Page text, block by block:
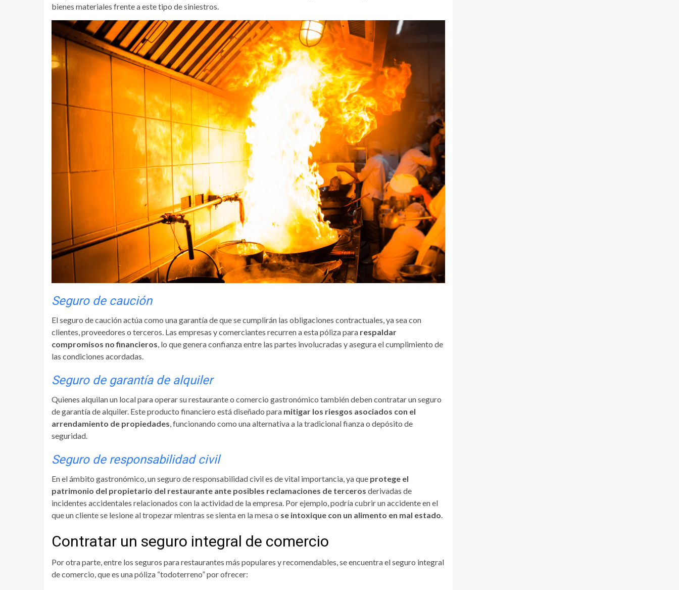
bienes materiales frente a este tipo de siniestros.
Seguro de caución
El seguro de caución actúa como una garantía de que se cumplirán las obligaciones contractuales, ya sea con
clientes, proveedores o terceros. Las empresas y comerciantes recurren a esta póliza para respaldar
compromisos no financieros , lo que genera confianza entre las partes involucradas y asegura el cumplimiento de
las condiciones acordadas.
Seguro de garantía de alquiler
Quienes alquilan un local para operar su restaurante o comercio gastronómico también deben contratar un seguro
de garantía de alquiler. Este producto financiero está diseñado para mitigar los riesgos asociados con el
arrendamiento de propiedades , funcionando como una alternativa a la tradicional fianza o depósito de
seguridad.
Seguro de responsabilidad civil
En el ámbito gastronómico, un seguro de responsabilidad civil es de vital importancia, ya que protege el
patrimonio del propietario del restaurante ante posibles reclamaciones de terceros derivadas de
incidentes accidentales relacionados con la actividad de la empresa. Por ejemplo, podría cubrir un accidente en el
que un cliente se lesione al tropezar mientras se sienta en la mesa o se intoxique con un alimento en mal estado
Contratar un seguro integral de comercio
Por otra parte, entre los seguros para restaurantes más populares y recomendables, se encuentra el seguro integral
de comercio, que es una póliza “todoterreno” por ofrecer: